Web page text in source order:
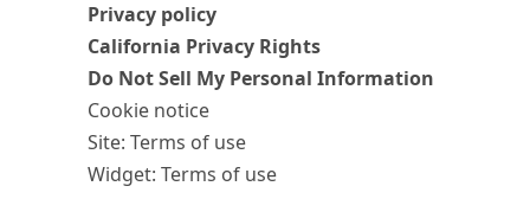
Privacy policy
California Privacy Rights
Do Not Sell My Personal Information
Cookie notice
Site: Terms of use
Widget: Terms of use